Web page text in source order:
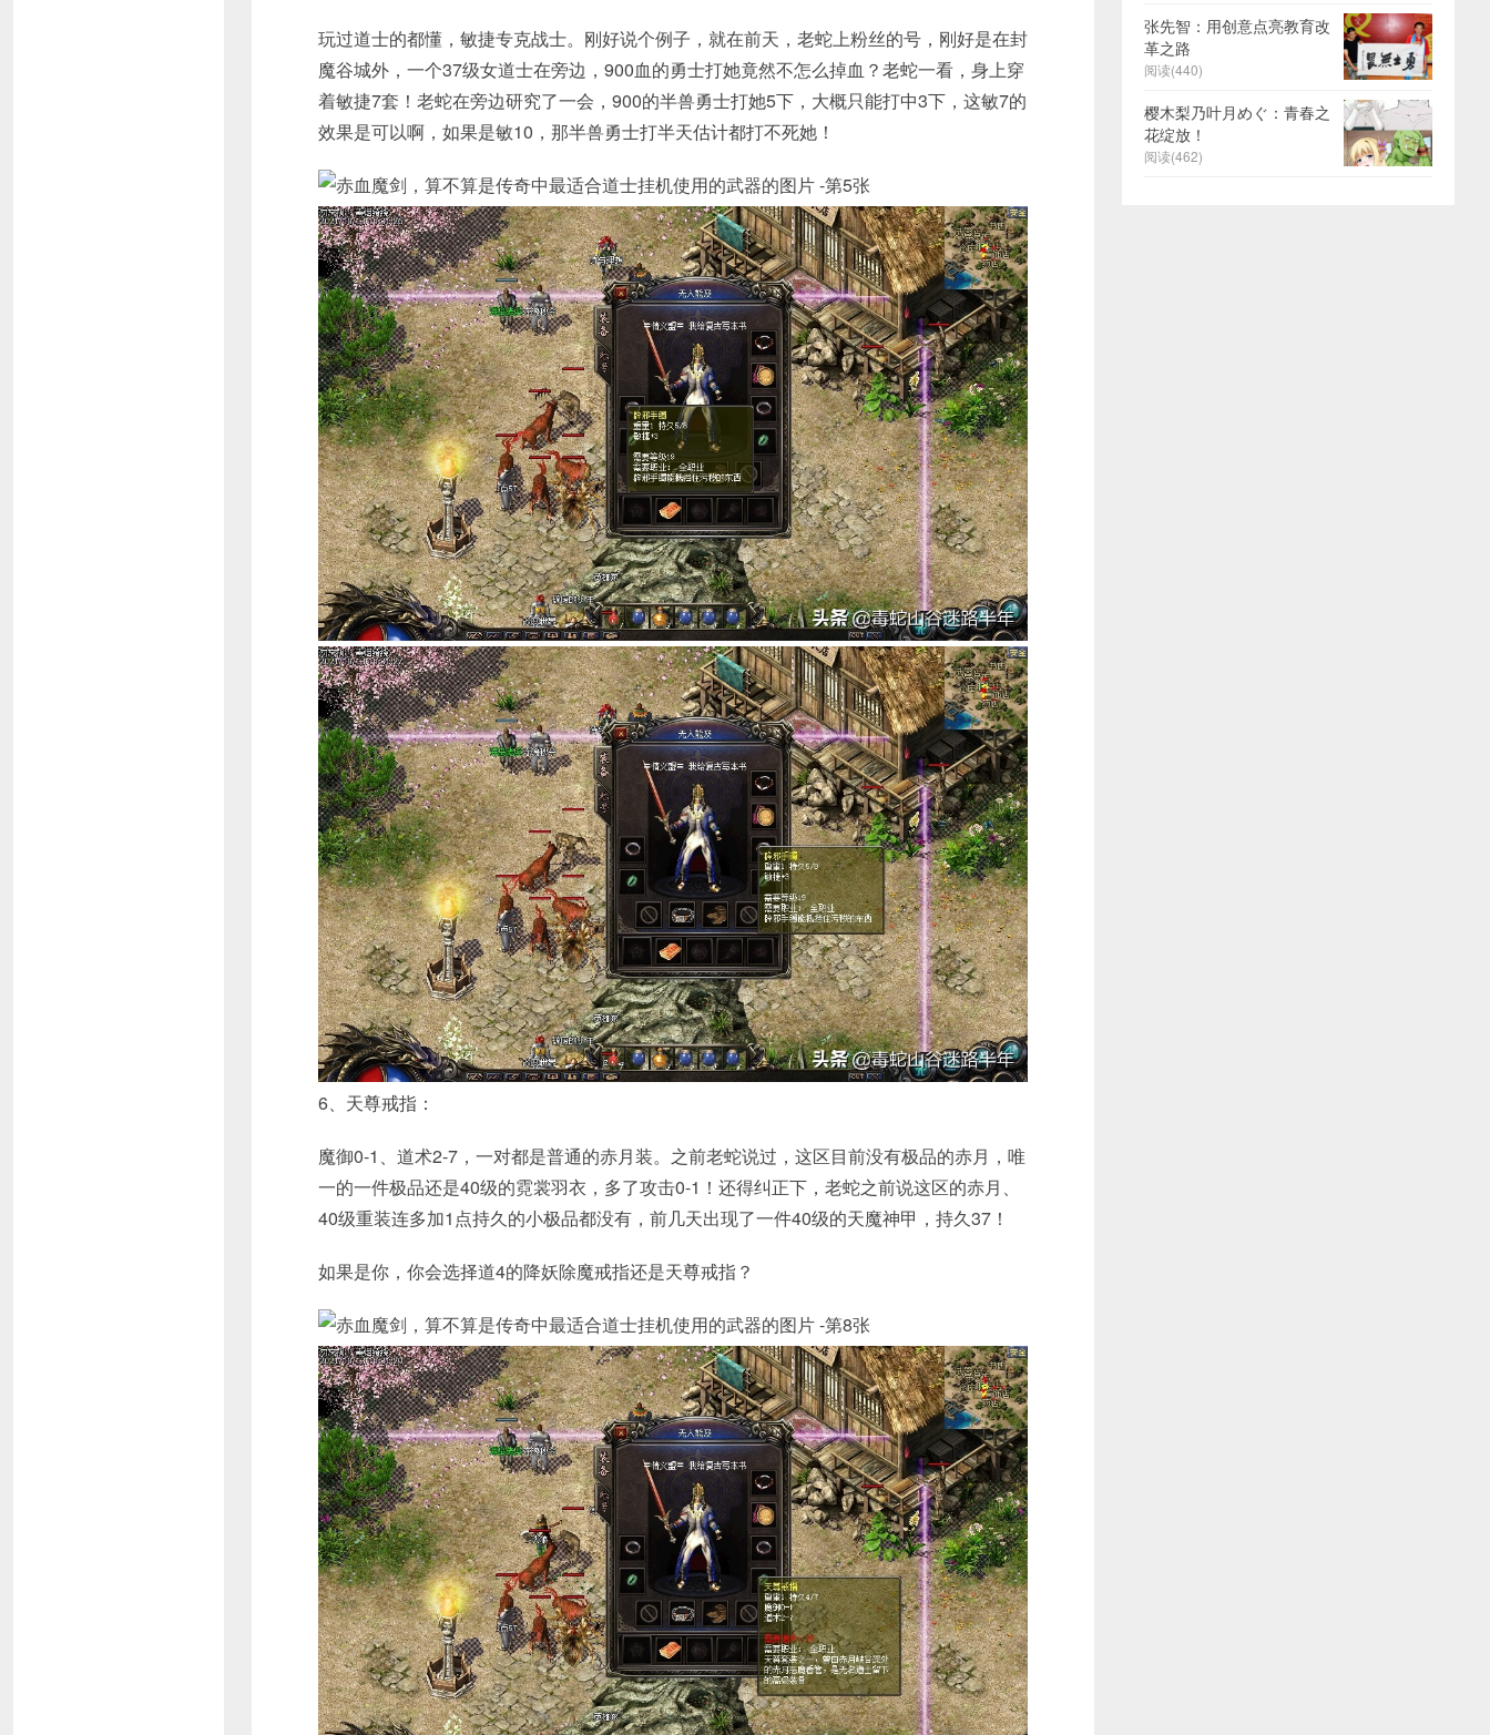
玩过道士的都懂，敏捷专克战士。刚好说个例子，就在前天，老蛇上粉丝的号，刚好是在封
魔谷城外，一个37级女道士在旁边，900血的勇士打她竟然不怎么掉血？老蛇一看，身上穿
着敏捷7套！老蛇在旁边研究了一会，900的半兽勇士打她5下，大概只能打中3下，这敏7的
效果是可以啊，如果是敏10，那半兽勇士打半天估计都打不死她！
6、天尊戒指：
魔御0-1、道术2-7，一对都是普通的赤月装。之前老蛇说过，这区目前没有极品的赤月，唯
一的一件极品还是40级的霓裳羽衣，多了攻击0-1！还得纠正下，老蛇之前说这区的赤月、
40级重装连多加1点持久的小极品都没有，前几天出现了一件40级的天魔神甲，持久37！
如果是你，你会选择道4的降妖除魔戒指还是天尊戒指？
张先智：用创意点亮教育改
革之路
阅读(440)
樱木梨乃叶月めぐ：青春之
花绽放！
阅读(462)